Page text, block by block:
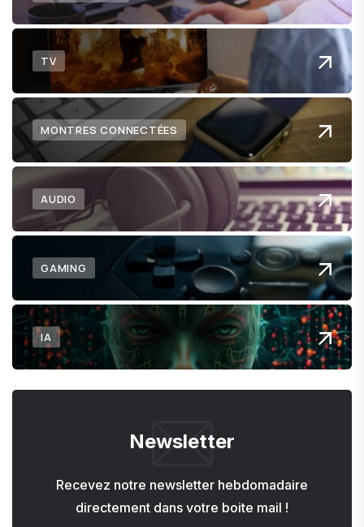
TV
MONTRES CONNECTÉES
AUDIO
GAMING
IA
Newsletter
Recevez notre newsletter hebdomadaire
directement dans votre boite mail !